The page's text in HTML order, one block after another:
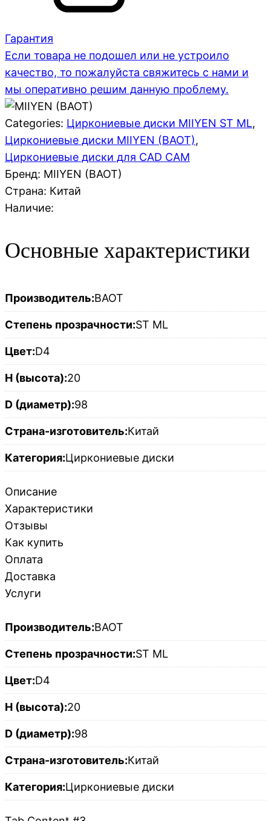
Гарантия
Если товара не подошел или не устроило
качество, то пожалуйста свяжитесь с нами и
мы оперативно решим данную проблему.
Categories: Циркониевые диски MIIYEN ST ML,
Циркониевые диски MIIYEN (BAOT),
Циркониевые диски для CAD CAM
Бренд: MIIYEN (BAOT)
Страна: Китай
Наличие:
Основные характеристики
Производитель:BAOT
Степень прозрачности:ST ML
Цвет:D4
H (высота):20
D (диаметр):98
Страна-изготовитель:Китай
Категория:Циркониевые диски
Описание
Характеристики
Отзывы
Как купить
Оплата
Доставка
Услуги
Производитель:BAOT
Степень прозрачности:ST ML
Цвет:D4
H (высота):20
D (диаметр):98
Страна-изготовитель:Китай
Категория:Циркониевые диски